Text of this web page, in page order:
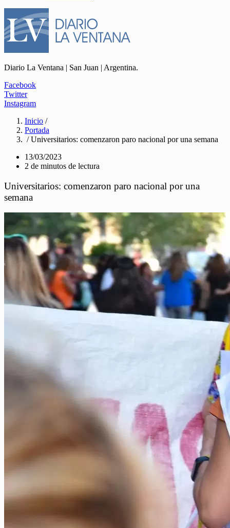
Diario La Ventana | San Juan | Argentina.
Facebook
Twitter
Instagram
Inicio /
Portada
/ Universitarios: comenzaron paro nacional por una semana
13/03/2023
2 de minutos de lectura
Universitarios: comenzaron paro nacional por una
semana